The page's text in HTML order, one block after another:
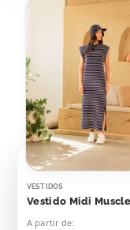
VESTIDOS
A partir de: